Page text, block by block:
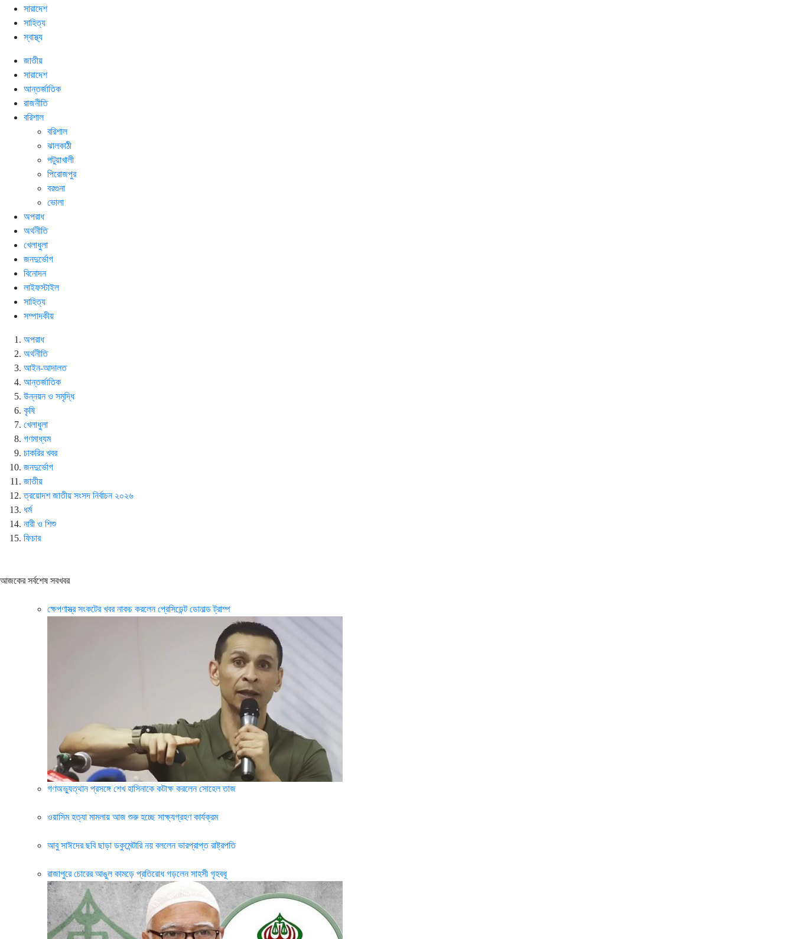
সারাদেশ
সাহিত্য
স্বাস্থ্য
জাতীয়
সারাদেশ
আন্তর্জাতিক
রাজনীতি
বরিশাল
বরিশাল
ঝালকাঠী
পটুয়াখালী
পিরোজপুর
বরগুনা
ভোলা
অপরাধ
অর্থনীতি
খেলাধুলা
জনদুর্ভোগ
বিনোদন
লাইফস্টাইল
সাহিত্য
সম্পাদকীয়
অপরাধ
অর্থনীতি
আইন-আদালত
আন্তর্জাতিক
উন্নয়ন ও সমৃদ্ধি
কৃষি
খেলাধুলা
গণমাধ্যম
চাকরির খবর
জনদুর্ভোগ
জাতীয়
ত্রয়োদশ জাতীয় সংসদ নির্বাচন ২০২৬
ধর্ম
নারী ও শিশু
ফিচার
আজকের সর্বশেষ সবখবর
ক্ষেপণাস্ত্র সংকটের খবর নাকচ করলেন প্রেসিডেন্ট ডোনাল্ড ট্রাম্প
গণঅভ্যুত্থান প্রসঙ্গে শেখ হাসিনাকে কটাক্ষ করলেন সোহেল তাজ
ওয়াসিম হত্যা মামলায় আজ শুরু হচ্ছে সাক্ষ্যগ্রহণ কার্যক্রম
আবু সাঈদের ছবি ছাড়া ডকুমেন্টারি নয় বললেন ভারপ্রাপ্ত রাষ্ট্রপতি
রাজাপুরে চোরের আঙুল কামড়ে প্রতিরোধ গড়লেন সাহসী গৃহবধূ